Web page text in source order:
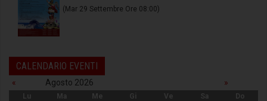
(Mar 29 Settembre Ore 08:00)
CALENDARIO EVENTI
« Agosto 2026 »
Lu Ma Me Gi Ve Sa
Do